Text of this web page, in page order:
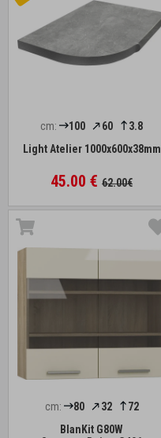
cm: 100 60
3.8
Light Atelier 1000x600x38mm
45.00 € 62.00€
cm: 80 32
72
BlanKit G80W